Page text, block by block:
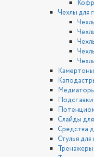
Чехлы для
Подставки
Слайды
Средства
Стулья для
Тренажеры